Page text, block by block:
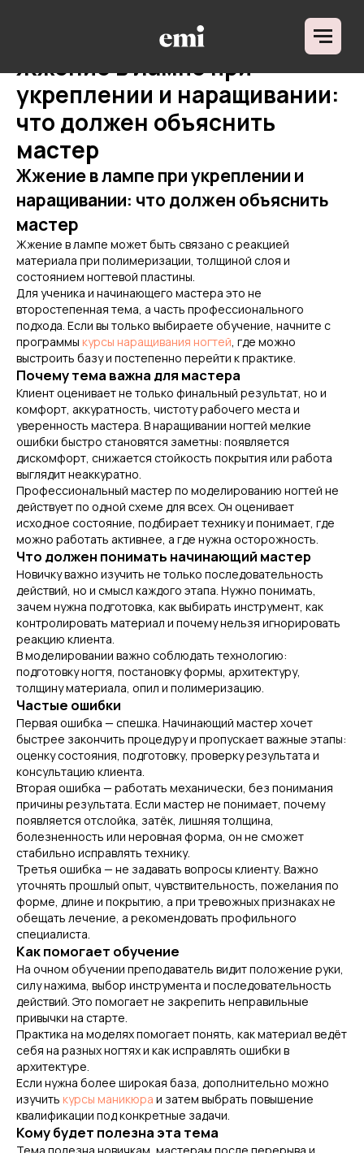
ДЛЯ КОГО
НАПРАВЛЕНИЯ
ОТЗЫВЫ
Жжение в лампе при
укреплении и наращивании:
что должен объяснить
мастер
Жжение в лампе при укреплении и
наращивании: что должен объяснить
мастер
Жжение в лампе может быть связано с реакцией
материала при полимеризации, толщиной слоя и
состоянием ногтевой пластины.
Для ученика и начинающего мастера это не
второстепенная тема, а часть профессионального
подхода. Если вы только выбираете обучение, начните с
программы курсы наращивания ногтей, где можно
выстроить базу и постепенно перейти к практике.
Почему тема важна для мастера
Клиент оценивает не только финальный результат, но и
комфорт, аккуратность, чистоту рабочего места и
уверенность мастера. В наращивании ногтей мелкие
ошибки быстро становятся заметны: появляется
дискомфорт, снижается стойкость покрытия или работа
выглядит неаккуратно.
Профессиональный мастер по моделированию ногтей не
действует по одной схеме для всех. Он оценивает
исходное состояние, подбирает технику и понимает, где
можно работать активнее, а где нужна осторожность.
Что должен понимать начинающий мастер
Новичку важно изучить не только последовательность
действий, но и смысл каждого этапа. Нужно понимать,
зачем нужна подготовка, как выбирать инструмент, как
контролировать материал и почему нельзя игнорировать
реакцию клиента.
В моделировании важно соблюдать технологию:
подготовку ногтя, постановку формы, архитектуру,
толщину материала, опил и полимеризацию.
Частые ошибки
Первая ошибка — спешка. Начинающий мастер хочет
быстрее закончить процедуру и пропускает важные этапы:
оценку состояния, подготовку, проверку результата и
консультацию клиента.
Вторая ошибка — работать механически, без понимания
причины результата. Если мастер не понимает, почему
появляется отслойка, затёк, лишняя толщина,
болезненность или неровная форма, он не сможет
стабильно исправлять технику.
Третья ошибка — не задавать вопросы клиенту. Важно
уточнять прошлый опыт, чувствительность, пожелания по
форме, длине и покрытию, а при тревожных признаках не
обещать лечение, а рекомендовать профильного
специалиста.
Как помогает обучение
На очном обучении преподаватель видит положение руки,
силу нажима, выбор инструмента и последовательность
действий. Это помогает не закрепить неправильные
привычки на старте.
Практика на моделях помогает понять, как материал ведёт
себя на разных ногтях и как исправлять ошибки в
архитектуре.
Если нужна более широкая база, дополнительно можно
изучить курсы маникюра и затем выбрать повышение
квалификации под конкретные задачи.
Кому будет полезна эта тема